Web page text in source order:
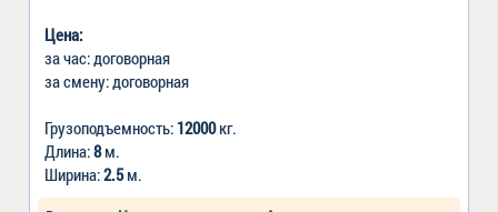
Цена:
за час: договорная
за смену: договорная
Грузоподъемность: 12000кг.
Длина:8м.
Ширина:2.5м.